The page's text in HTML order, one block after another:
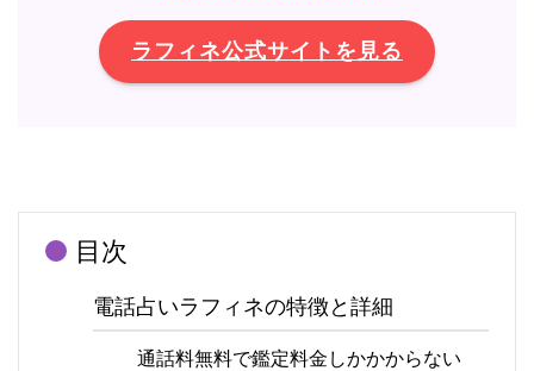
ラフィネ公式サイトを見る
目次
電話占いラフィネの特徴と詳細
通話料無料で鑑定料金しかかからない